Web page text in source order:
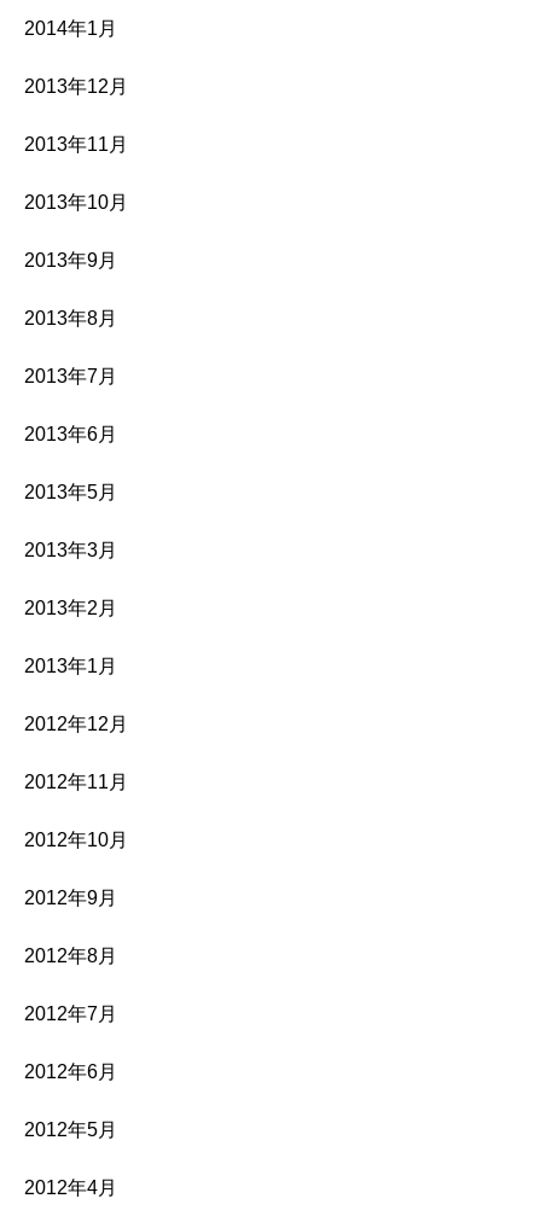
2014年1月
2013年12月
2013年11月
2013年10月
2013年9月
2013年8月
2013年7月
2013年6月
2013年5月
2013年3月
2013年2月
2013年1月
2012年12月
2012年11月
2012年10月
2012年9月
2012年8月
2012年7月
2012年6月
2012年5月
2012年4月